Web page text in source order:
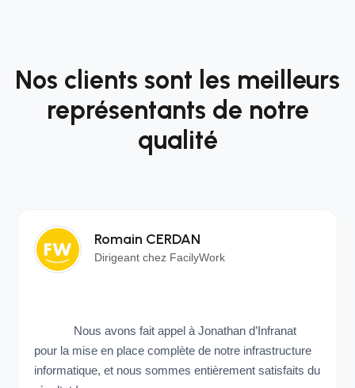
Nos clients sont les meilleurs
représentants de notre
qualité
Romain CERDAN
Dirigeant chez FacilyWork
Nous avons fait appel à Jonathan d’Infranat
pour la mise en place complète de notre infrastructure
informatique, et nous sommes entièrement satisfaits du